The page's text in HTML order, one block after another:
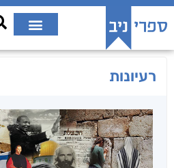
רעיונות